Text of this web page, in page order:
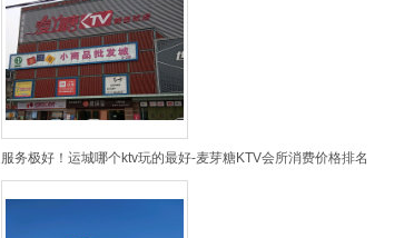
服务极好！运城哪个ktv玩的最好-麦芽糖KTV会所消费价格排名